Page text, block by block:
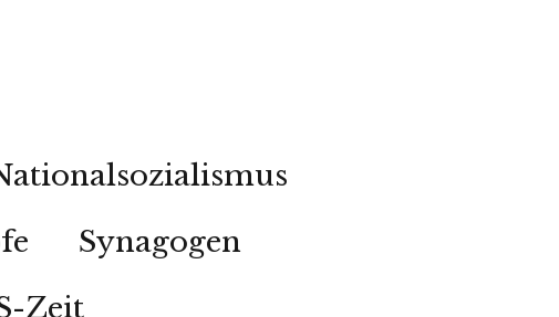
Synagogen
Zeit